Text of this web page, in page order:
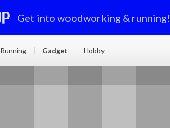
Get into woodworking & running!
Running Gadget Hobby